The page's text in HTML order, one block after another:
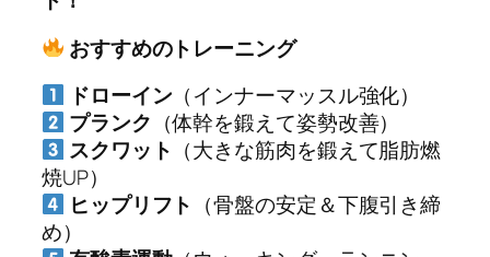
おすすめのトレーニング
ドローイン （インナーマッスル強化）
プランク （体幹を鍛えて姿勢改善）
スクワット （大きな筋肉を鍛えて脂肪燃
焼UP）
ヒップリフト （骨盤の安定＆下腹引き締
め）